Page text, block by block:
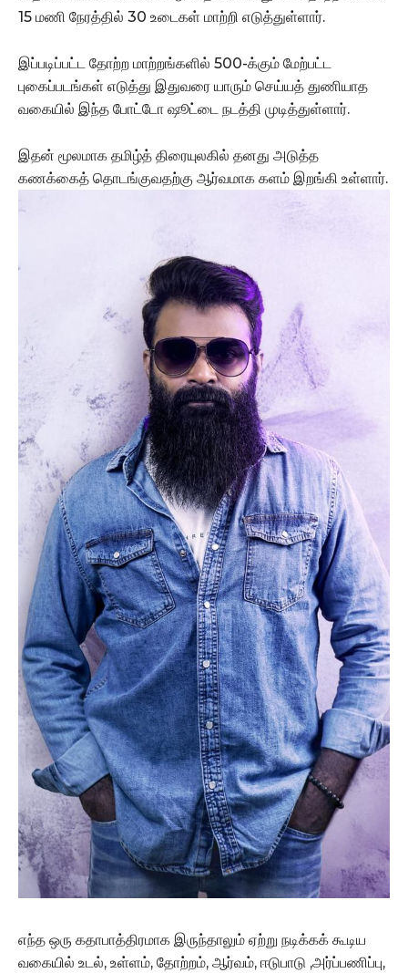
15 மணி நேரத்தில் 30 உடைகள் மாற்றி எடுத்துள்ளார்.
இப்படிப்பட்ட தோற்ற மாற்றங்களில் 500-க்கும் மேற்பட்ட
புகைப்படங்கள் எடுத்து இதுவரை யாரும் செய்யத் துணியாத
வகையில் இந்த போட்டோ ஷூட்டை நடத்தி முடித்துள்ளார்.
இதன் மூலமாக தமிழ்த் திரையுலகில் தனது அடுத்த
கணக்கைத் தொடங்குவதற்கு ஆர்வமாக களம் இறங்கி உள்ளார்.
எந்த ஒரு கதாபாத்திரமாக இருந்தாலும் ஏற்று நடிக்கக் கூடிய
வகையில் உடல், உள்ளம், தோற்றம், ஆர்வம், ஈடுபாடு ,அர்ப்பணிப்பு,